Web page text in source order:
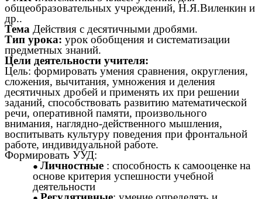
общеобразовательных учреждений, Н.Я.Виленкин и
др..
Тема Действия с десятичными дробями.
Тип урока: урок обобщения и систематизации
предметных знаний.
Цели деятельности учителя:
Цель: формировать умения сравнения, округления,
сложения, вычитания, умножения и деления
десятичных дробей и применять их при решении
заданий, способствовать развитию математической
речи, оперативной памяти, произвольного
внимания, наглядно-действенного мышления,
воспитывать культуру поведения при фронтальной
работе, индивидуальной работе.
Формировать УУД:
Личностные : способность к самооценке на
основе критерия успешности учебной
деятельности